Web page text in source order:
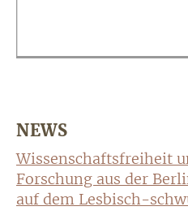
NEWS
Wissenschaftsfreiheit
Forschung aus der
auf dem Lesbisch-